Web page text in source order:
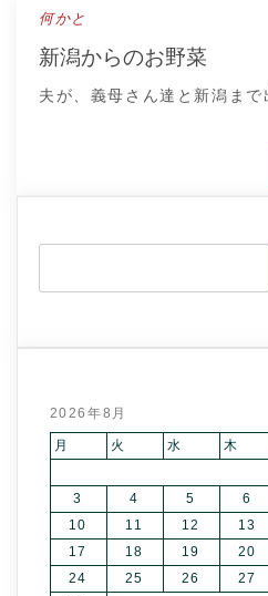
何かと
新潟からのお野菜
夫が、義母さん達と新潟ま
2026年8月
月 火 水 木
3
4 5 6
10
11 12 13
17
18 19 20
24
25 26 27